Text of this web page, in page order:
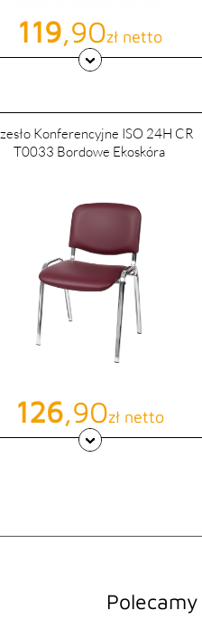
Cena
119,90zł netto
Konferencyjne ISO 24H CR
T0033 Bordowe Ekoskóra
Cena
126,90zł netto